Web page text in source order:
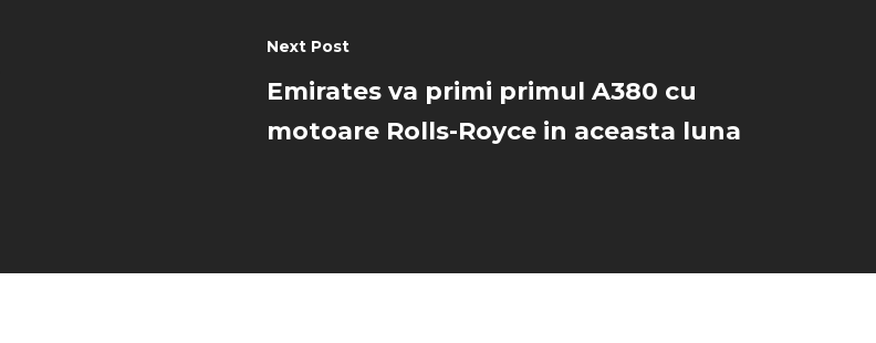
Next Post
Emirates va primi primul A380 cu
motoare Rolls-Royce in aceasta luna